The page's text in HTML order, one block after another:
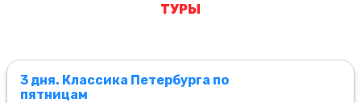
ТУРЫ
3 дня. Классика Петербурга по
пятницам